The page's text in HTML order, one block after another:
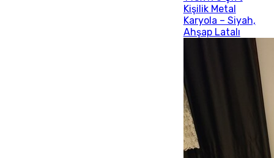
Kişilik Metal
Karyola – Siyah,
Ahşap Latalı